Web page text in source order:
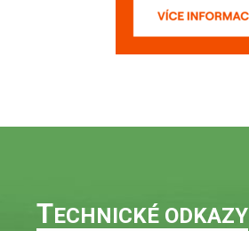
TECHNICKÉ ODKAZY